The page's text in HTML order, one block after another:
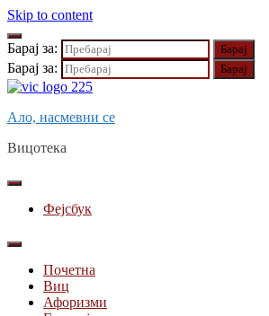
Skip to content
Барај за:
Барај за:
Ало, насмевни се
Вицотека
Фејсбук
Почетна
Виц
Афоризми